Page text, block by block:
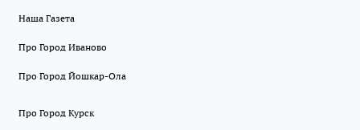
Наша Газета
Про Город Иваново
Про Город Йошкар-Ола
Про Город Курск